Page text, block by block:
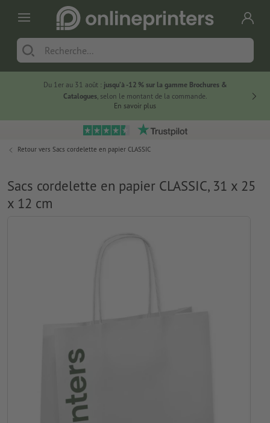
Du 1er au 31 août : jusqu’à -12 % sur la gamme Brochures &
Catalogues, selon le montant de la commande.
En savoir plus
Retour vers Sacs cordelette en papier CLASSIC
Sacs cordelette en papier CLASSIC, 31 x 25
x 12 cm